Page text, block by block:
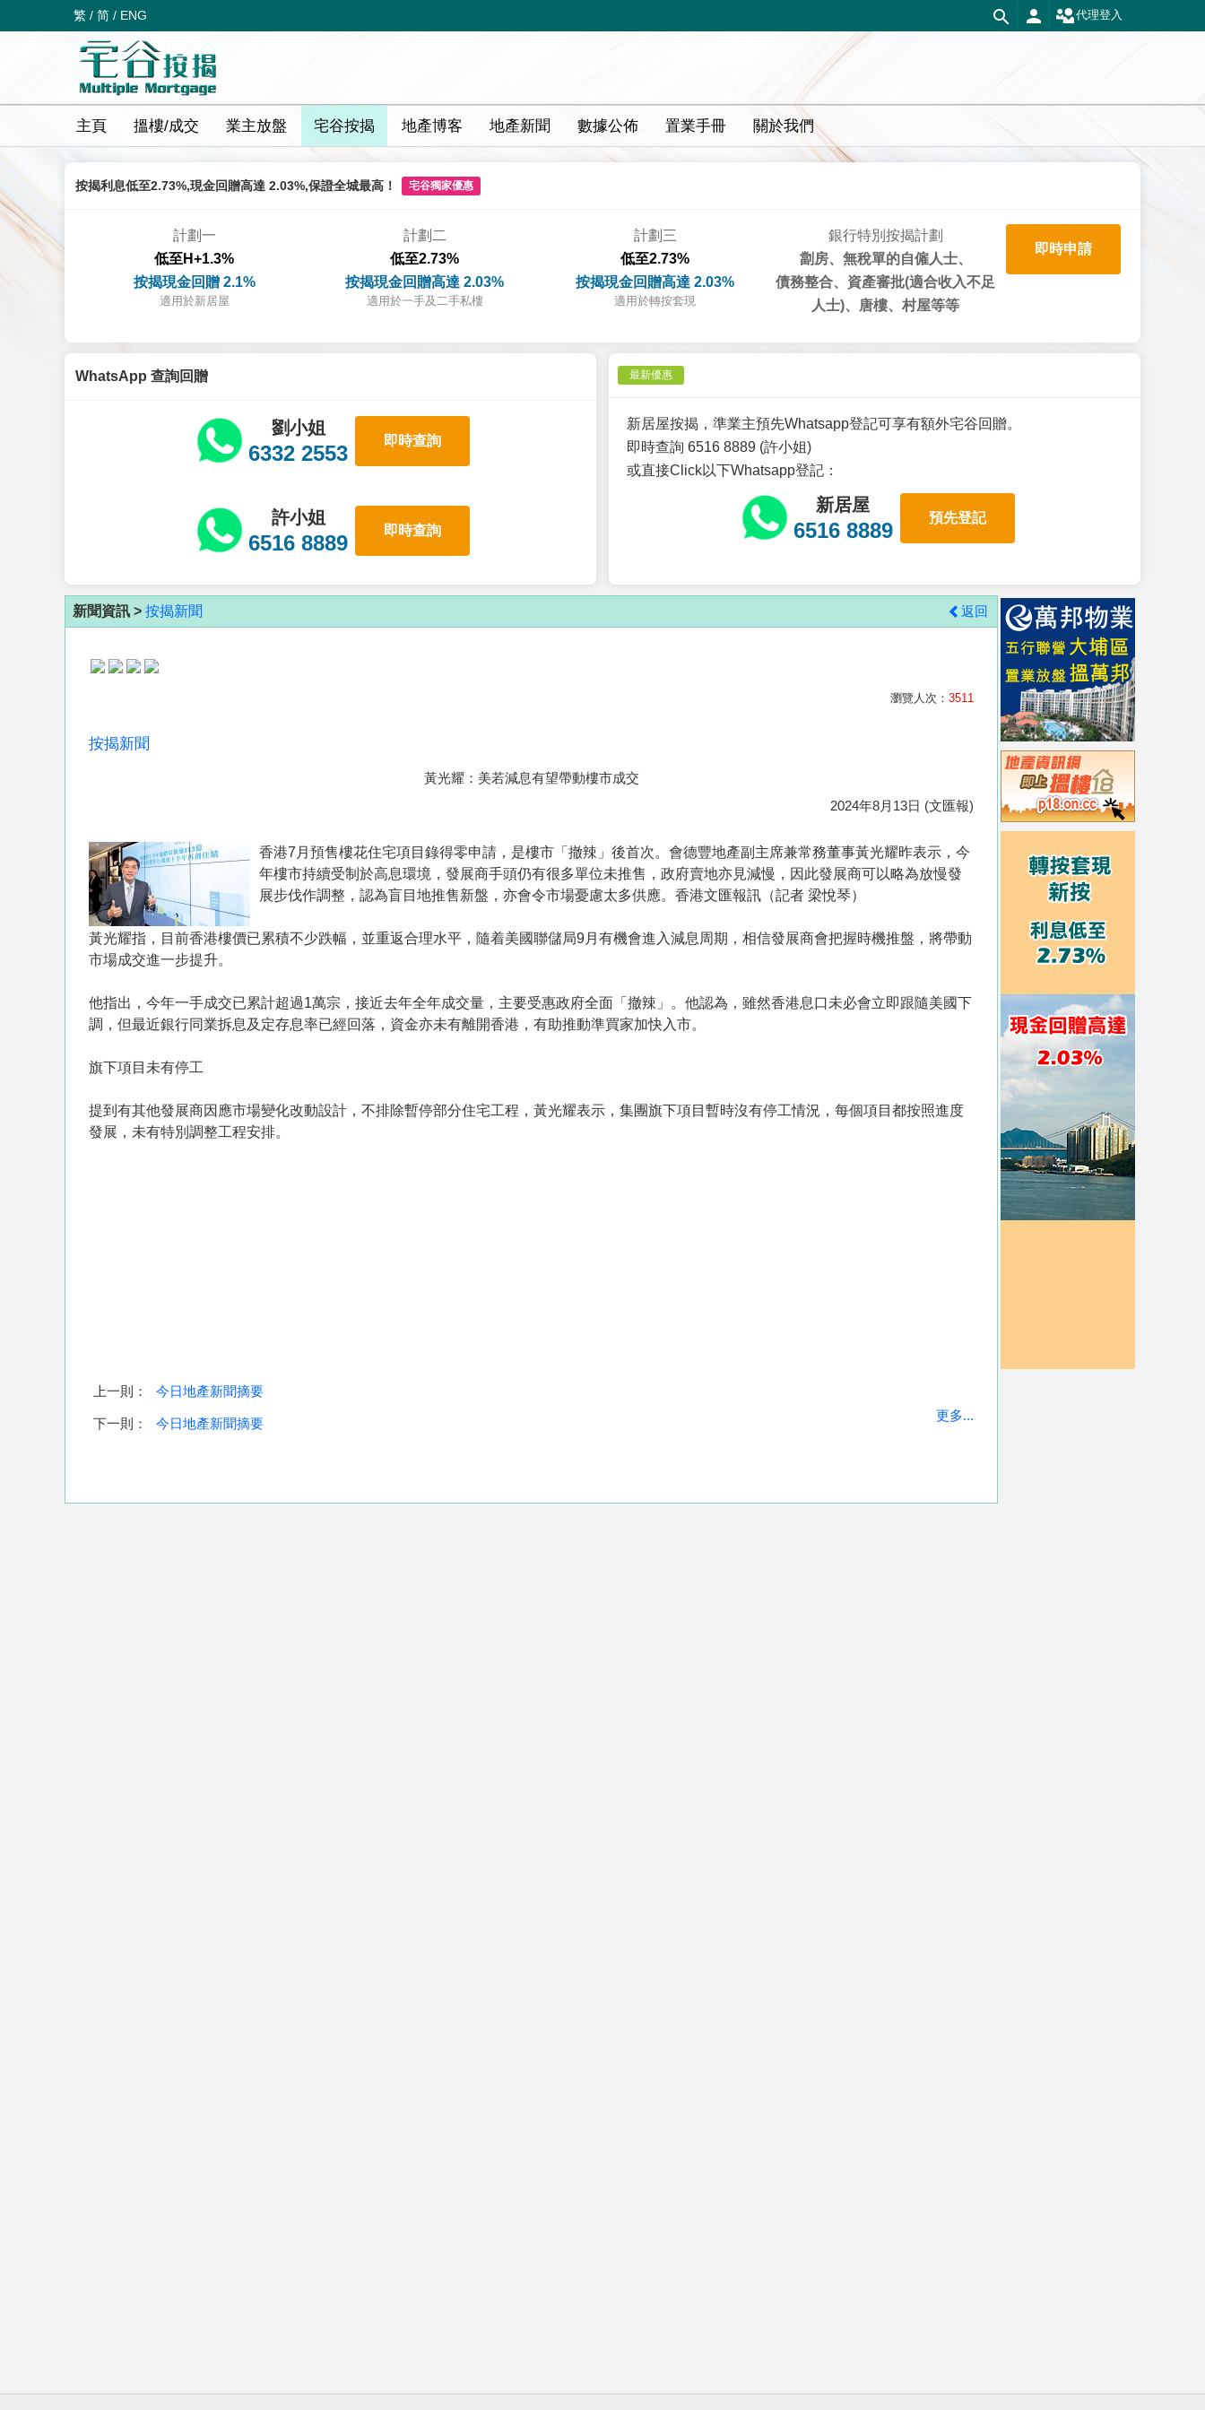
繁 / 简 / ENG 代理登入
主頁 搵樓/成交 業主放盤 宅谷按揭 地產博客 地產新聞 數據公佈 置業手冊 關於我們
按揭利息低至2.73%,現金回贈高達 2.03%,保證全城最高！ 宅谷獨家優惠
計劃一
低至H+1.3%
按揭現金回贈 2.1%
適用於新居屋
計劃二
低至2.73%
按揭現金回贈高達 2.03%
適用於一手及二手私樓
計劃三
低至2.73%
按揭現金回贈高達 2.03%
適用於轉按套現
銀行特別按揭計劃
劏房、無稅單的自僱人士、
債務整合、資產審批(適合收入不足
人士)、唐樓、村屋等等
即時申請
WhatsApp 查詢回贈
劉小姐
6332 2553
即時查詢
許小姐
6516 8889
即時查詢
最新優惠
新居屋按揭，準業主預先Whatsapp登記可享有額外宅谷回贈。
即時查詢 6516 8889 (許小姐)
或直接Click以下Whatsapp登記：
新居屋
6516 8889
預先登記
新聞資訊 > 按揭新聞 返回
瀏覽人次： 3511
按揭新聞
黃光耀：美若減息有望帶動樓市成交
2024年8月13日 (文匯報)
香港7月預售樓花住宅項目錄得零申請，是樓市「撤辣」後首次。會德豐地產副主席兼常務董事黃光耀昨表示，今
年樓市持續受制於高息環境，發展商手頭仍有很多單位未推售，政府賣地亦見減慢，因此發展商可以略為放慢發
展步伐作調整，認為盲目地推售新盤，亦會令市場憂慮太多供應。香港文匯報訊（記者 梁悅琴）
黃光耀指，目前香港樓價已累積不少跌幅，並重返合理水平，隨着美國聯儲局9月有機會進入減息周期，相信發展商會把握時機推盤，將帶動
市場成交進一步提升。
他指出，今年一手成交已累計超過1萬宗，接近去年全年成交量，主要受惠政府全面「撤辣」。他認為，雖然香港息口未必會立即跟隨美國下
調，但最近銀行同業拆息及定存息率已經回落，資金亦未有離開香港，有助推動準買家加快入市。
旗下項目未有停工
提到有其他發展商因應市場變化改動設計，不排除暫停部分住宅工程，黃光耀表示，集團旗下項目暫時沒有停工情況，每個項目都按照進度
發展，未有特別調整工程安排。
上一則： 今日地產新聞摘要
下一則： 今日地產新聞摘要
更多...